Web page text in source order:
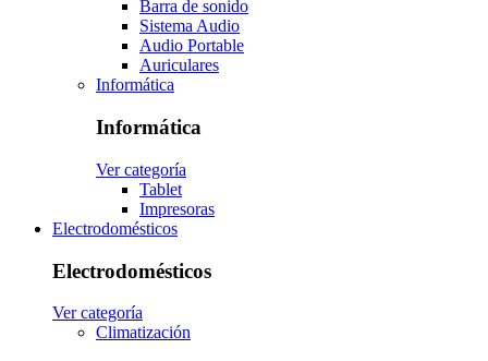
Barra de sonido
Sistema Audio
Audio Portable
Auriculares
Informática
Informática
Ver categoría
Tablet
Impresoras
Electrodomésticos
Electrodomésticos
Ver categoría
Climatización